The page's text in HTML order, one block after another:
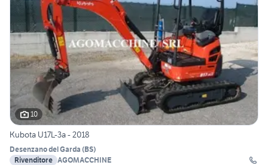
10
Kubota U17L-3a - 2018
Desenzano del Garda (BS)
Rivenditore AGOMACCHINE